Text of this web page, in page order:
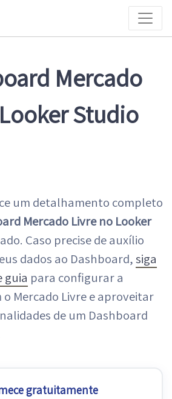
Mercado
Studio
um detalhamento completo
Mercado Livre no Looker
Caso precise de auxílio
dados ao Dashboard,siga
guia para configurar a
Mercado Livre e aproveitar
de um Dashboard
gratuitamente